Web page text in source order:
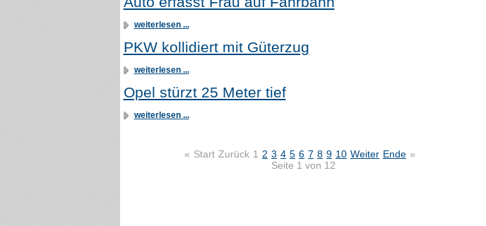
weiterlesen ...
PKW kollidiert mit Güterzug
weiterlesen ...
Opel stürzt 25 Meter tief
weiterlesen ...
« Start Zurück 1 2 3 4 5 6 7 8 9 10 Weiter Ende »
Seite 1 von 12